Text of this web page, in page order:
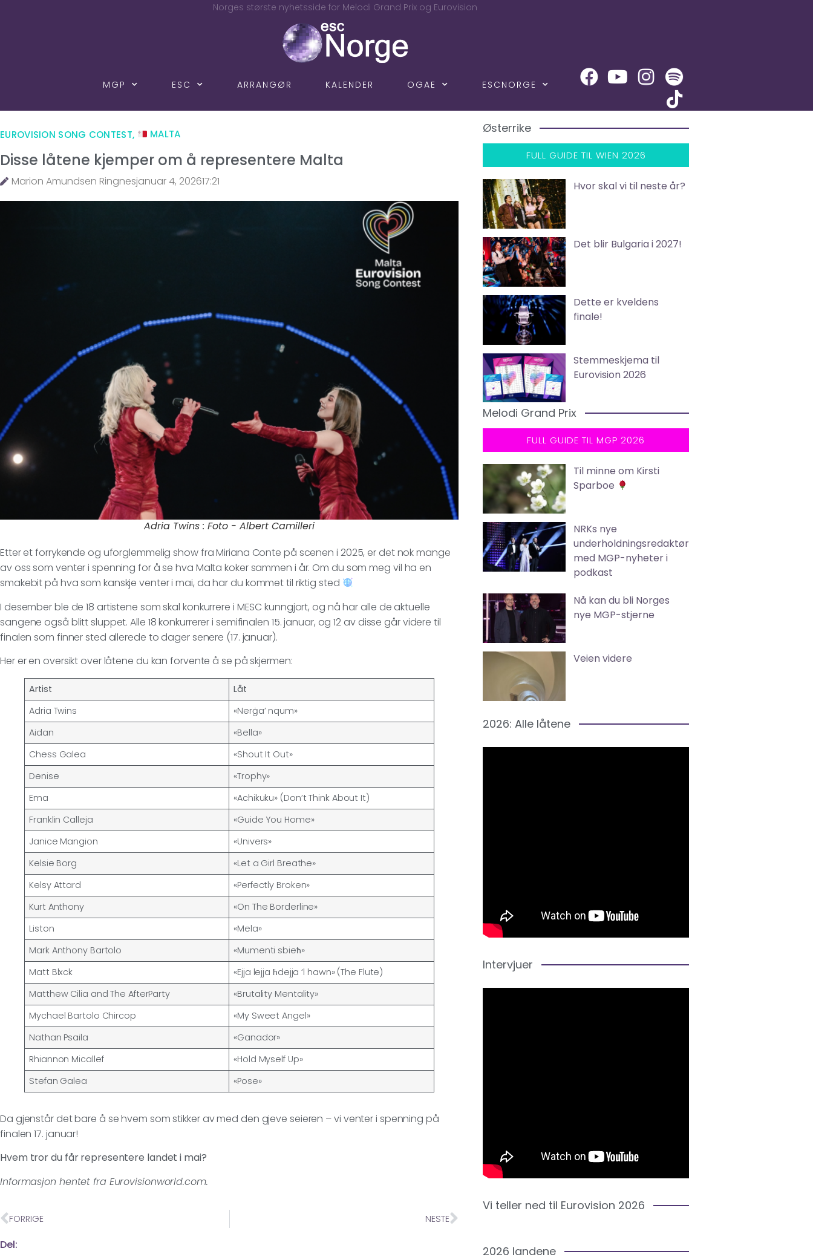
Norges største nyhetsside for Melodi Grand Prix og Eurovision
MGP ESC ARRANGØR KALENDER OGAE ESCNORGE
EUROVISION SONG CONTEST, MALTA
Disse låtene kjemper om å representere Malta
Marion Amundsen Ringnesjanuar 4, 202617:21
Adria Twins : Foto - Albert Camilleri
Etter et forrykende og uforglemmelig show fra Miriana Conte på scenen i 2025, er det nok mange
av oss som venter i spenning for å se hva Malta koker sammen i år. Om du som meg vil ha en
smakebit på hva som kanskje venter i mai, da har du kommet til riktig sted
I desember ble de 18 artistene som skal konkurrere i MESC kunngjort, og nå har alle de aktuelle
sangene også blitt sluppet. Alle 18 konkurrerer i semifinalen 15. januar, og 12 av disse går videre til
finalen som finner sted allerede to dager senere (17. januar).
Her er en oversikt over låtene du kan forvente å se på skjermen:
Artist
Låt
Adria Twins
«Nerġa’ nqum»
Aidan
«Bella»
Chess Galea
«Shout It Out»
Denise
«Trophy»
Ema
«Achikuku» (Don’t Think About It)
Franklin Calleja
«Guide You Home»
Janice Mangion
«Univers»
Kelsie Borg
«Let a Girl Breathe»
Kelsy Attard
«Perfectly Broken»
Kurt Anthony
«On The Borderline»
Liston
«Mela»
Mark Anthony Bartolo
«Mumenti sbieħ»
Matt Blxck
«Ejja lejja ħdejja ‘l hawn» (The Flute)
Matthew Cilia and The AfterParty
«Brutality Mentality»
Mychael Bartolo Chircop
«My Sweet Angel»
Nathan Psaila
«Ganador»
Rhiannon Micallef
«Hold Myself Up»
Stefan Galea
«Pose»
Da gjenstår det bare å se hvem som stikker av med den gjeve seieren – vi venter i spenning på
finalen 17. januar!
Hvem tror du får representere landet i mai?
Informasjon hentet fra Eurovisionworld.com.
FORRIGE NESTE
Del:
Østerrike
FULL GUIDE TIL WIEN 2026
Hvor skal vi til neste år?
Det blir Bulgaria i 2027!
Dette er kveldens
finale!
Stemmeskjema til
Eurovision 2026
Melodi Grand Prix
FULL GUIDE TIL MGP 2026
Til minne om Kirsti
Sparboe
NRKs nye
underholdningsredaktør
med MGP-nyheter i
podkast
Nå kan du bli Norges
nye MGP-stjerne
Veien videre
2026: Alle låtene
Intervjuer
Vi teller ned til Eurovision 2026
2026 landene